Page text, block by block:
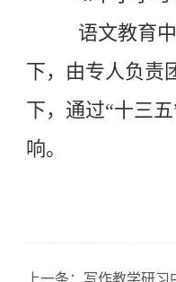
语文教育中
下，由专人负责
下，通过“十三
响。
上一条： 写作教学研习